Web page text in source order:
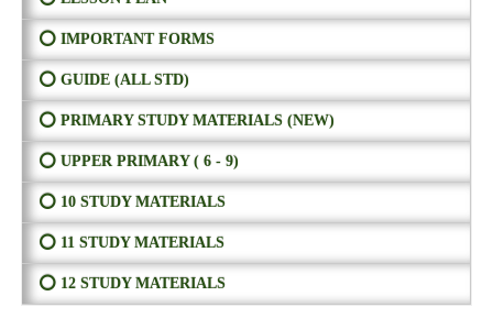
⭕ IMPORTANT FORMS
⭕ GUIDE (ALL STD)
⭕ PRIMARY STUDY MATERIALS (NEW)
⭕ UPPER PRIMARY ( 6 - 9)
⭕ 10 STUDY MATERIALS
⭕ 11 STUDY MATERIALS
⭕ 12 STUDY MATERIALS